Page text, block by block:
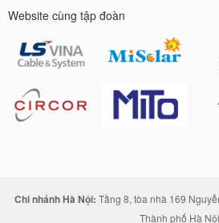
Website cùng tập đoàn
Chi nhánh Hà Nội: Tầng 8, tòa nhà 169
Thành phố Hà Nội